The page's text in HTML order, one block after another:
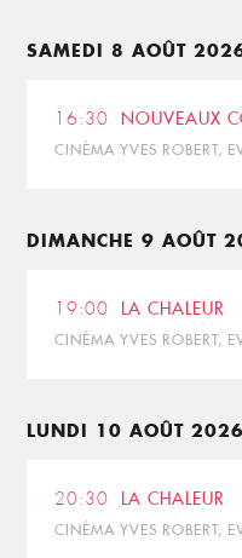
SAMEDI 8 AOÛT
16:30 NOUVEAUX
CINÉMA YVES ROBERT,
DIMANCHE 9 AOÛT
19:00 LA CHALEUR
CINÉMA YVES ROBERT,
LUNDI 10 AOÛT 2026
20:30 LA CHALEUR
CINÉMA YVES ROBERT,